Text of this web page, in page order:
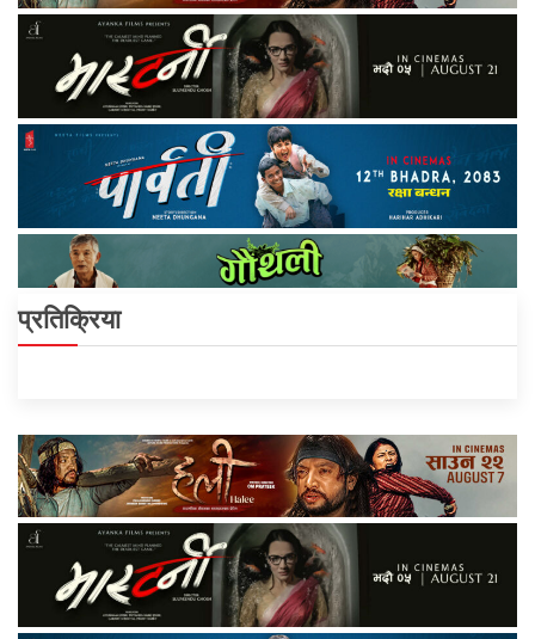
प्रतिक्रिया